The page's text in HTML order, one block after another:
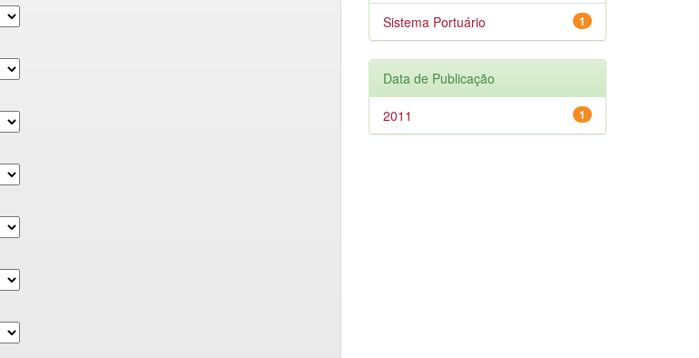
1
Sistema Portuário
Data de Publicação
1
2011